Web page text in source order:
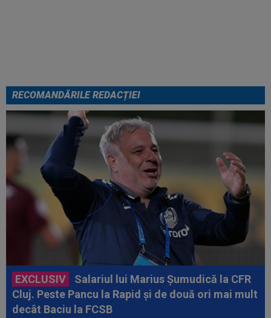
RECOMANDĂRILE REDACȚIEI
EXCLUSIV
Salariul lui Marius Șumudică la CFR
Cluj. Peste Pancu la Rapid și de două ori mai mult
decât Baciu la FCSB